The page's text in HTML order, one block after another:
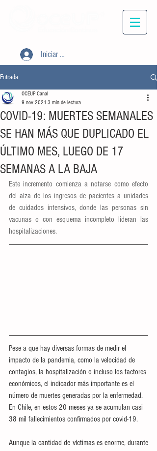
Iniciar sesión
Entrada
COVID-19: MUERTES SEMANALES
SE HAN MÁS QUE DUPLICADO EL
ÚLTIMO MES, LUEGO DE 17
SEMANAS A LA BAJA
OCEUP Canal
9 nov 2021 3 min de lectura
Este incremento comienza a notarse como efecto
del alza de los ingresos de pacientes a unidades
de cuidados intensivos, donde las personas sin
vacunas o con esquema incompleto lideran las
hospitalizaciones.
Pese a que hay diversas formas de medir el
impacto de la pandemia, como la velocidad de
contagios, la hospitalización o incluso los factores
económicos, el indicador más importante es el
número de muertes generadas por la enfermedad.
En Chile, en estos 20 meses ya se acumulan casi
38 mil fallecimientos confirmados por covid-19.
Aunque la cantidad de víctimas es enorme, durante